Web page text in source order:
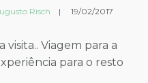
Risch |
19/02/2017
visita.. Viagem para a
para o resto